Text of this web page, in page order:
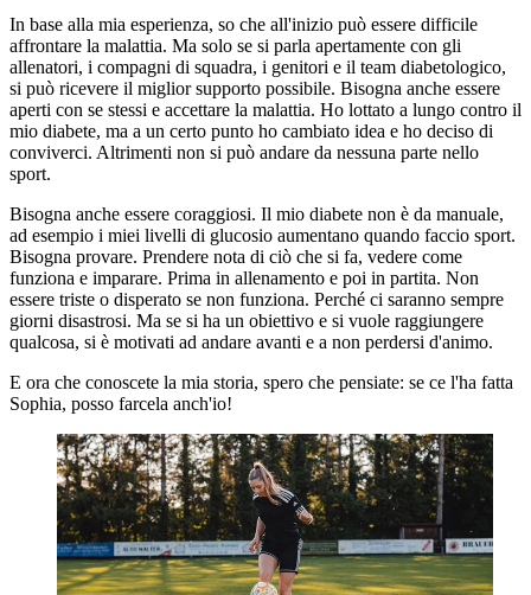
In base alla mia esperienza, so che all'inizio può essere difficile
affrontare la malattia. Ma solo se si parla apertamente con gli
allenatori, i compagni di squadra, i genitori e il team diabetologico,
si può ricevere il miglior supporto possibile. Bisogna anche essere
aperti con se stessi e accettare la malattia. Ho lottato a lungo contro il
mio diabete, ma a un certo punto ho cambiato idea e ho deciso di
conviverci. Altrimenti non si può andare da nessuna parte nello
sport.
Bisogna anche essere coraggiosi. Il mio diabete non è da manuale,
ad esempio i miei livelli di glucosio aumentano quando faccio sport.
Bisogna provare. Prendere nota di ciò che si fa, vedere come
funziona e imparare. Prima in allenamento e poi in partita. Non
essere triste o disperato se non funziona. Perché ci saranno sempre
giorni disastrosi. Ma se si ha un obiettivo e si vuole raggiungere
qualcosa, si è motivati ad andare avanti e a non perdersi d'animo.
E ora che conoscete la mia storia, spero che pensiate: se ce l'ha fatta
Sophia, posso farcela anch'io!